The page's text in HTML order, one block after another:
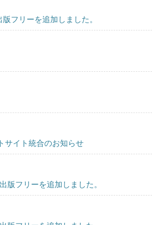
フリーを追加しました。
サイト統合のお知らせ
版フリーを追加しました。